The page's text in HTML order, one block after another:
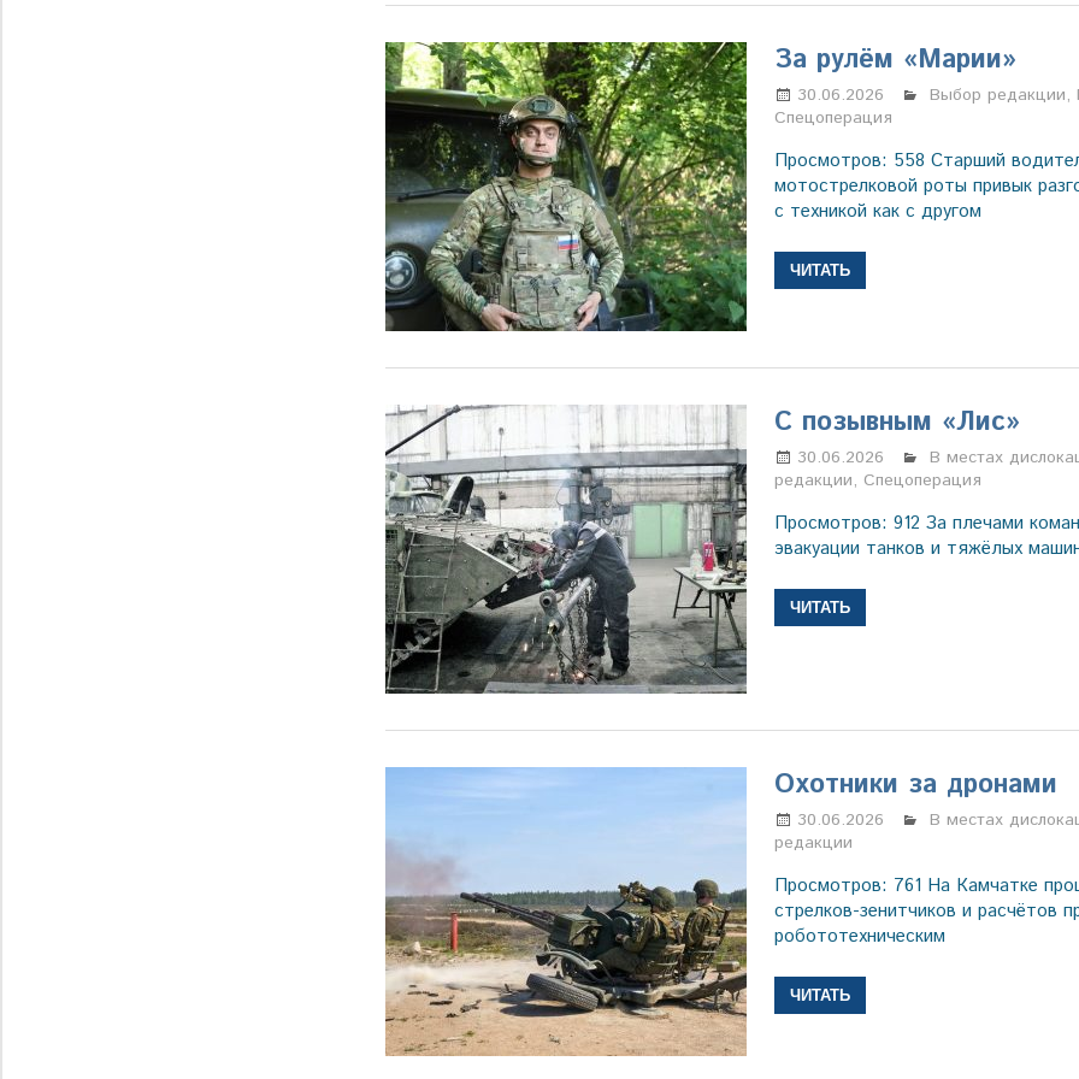
За рулём «Марии»
30.06.2026 Марина
Выбор редакции,
Спецоперация
Просмотров: 558 Старший
мотострелковой роты привык
с техникой как с другом
ЧИТАТЬ
С позывным «Лис»
30.06.2026 Марина
В местах
редакции, Спецоперация
Просмотров: 912 За плечами
эвакуации танков и тяжёлых
ЧИТАТЬ
Охотники за дронами
30.06.2026 Марина
В местах
редакции
Просмотров: 761 На Камчатке
стрелков-зенитчиков и расчётов
робототехническим
ЧИТАТЬ